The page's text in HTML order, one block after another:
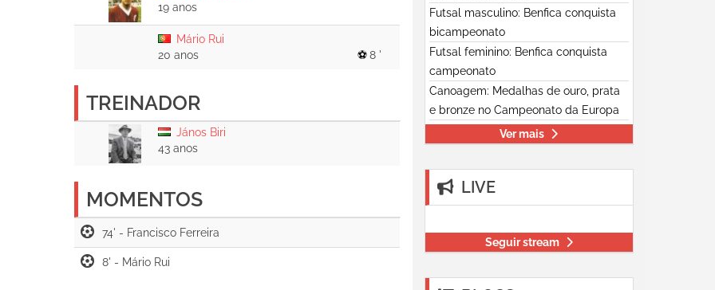
19 anos
Mário Rui
20 anos
8 '
TREINADOR
János Biri
43 anos
MOMENTOS
74' -
8' -
Futsal masculino: Benfica conquista
bicampeonato
Futsal feminino: Benfica conquista
campeonato
Canoagem: Medalhas de ouro, prata
e bronze no Campeonato da Europa
Ver mais
LIVE
Seguir stream